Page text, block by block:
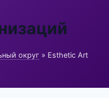
округ » Esthetic Art